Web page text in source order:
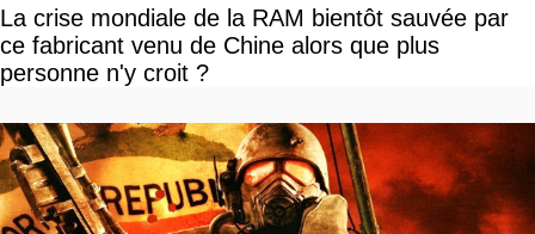
La crise mondiale de la RAM bientôt sauvée par
ce fabricant venu de Chine alors que plus
personne n'y croit ?